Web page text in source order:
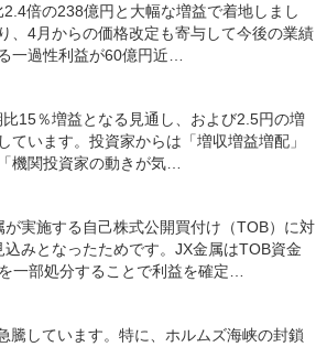
倍の238億円と大幅な増益で着地しまし
、4月からの価格改定も寄与して今後の業績
一過性利益が60億円近…
15％増益となる見通し、および2.5円の増
います。投資家からは「増収増益増配」
機関投資家の動きが気…
実施する自己株式公開買付け（TOB）に対
みとなったためです。JX金属はTOB資金
一部処分することで利益を確定…
騰しています。特に、ホルムズ海峡の封鎖